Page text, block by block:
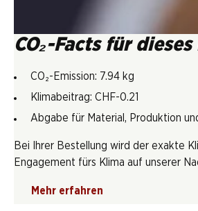
CO₂-Facts für
CO₂-Emission: 7.94 kg
Klimabeitrag: CHF-0.21
Abgabe für Material, Produktion
Bei Ihrer Bestellung wird der exakte
Engagement fürs Klima auf unserer
Mehr erfahren